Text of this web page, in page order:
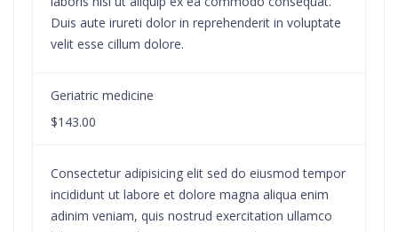
Duis aute irureti dolor in reprehenderit in voluptate
velit esse cillum dolore.
Geriatric medicine
$143.00
Consectetur adipisicing elit sed do eiusmod tempor
incididunt ut labore et dolore magna aliqua enim
adinim veniam, quis nostrud exercitation ullamco